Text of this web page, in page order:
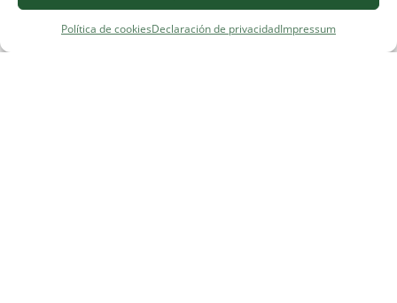
Política de cookiesDeclaración de privacidadImpressum